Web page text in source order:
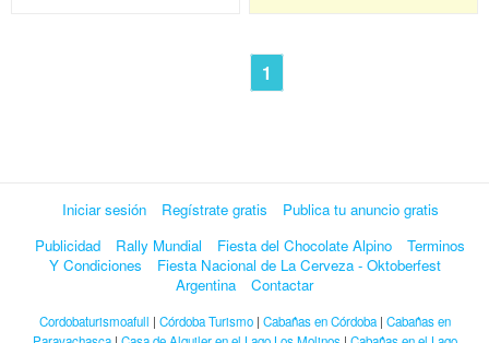
1
Iniciar sesión Regístrate gratis
Publica tu anuncio gratis
Publicidad
Rally Mundial Fiesta del Chocolate Alpino
Terminos
Y Condiciones
Fiesta Nacional de La Cerveza - Oktoberfest
Argentina
Contactar
Cordobaturismoafull | Córdoba Turismo| Cabañas en Córdoba| Cabañas en